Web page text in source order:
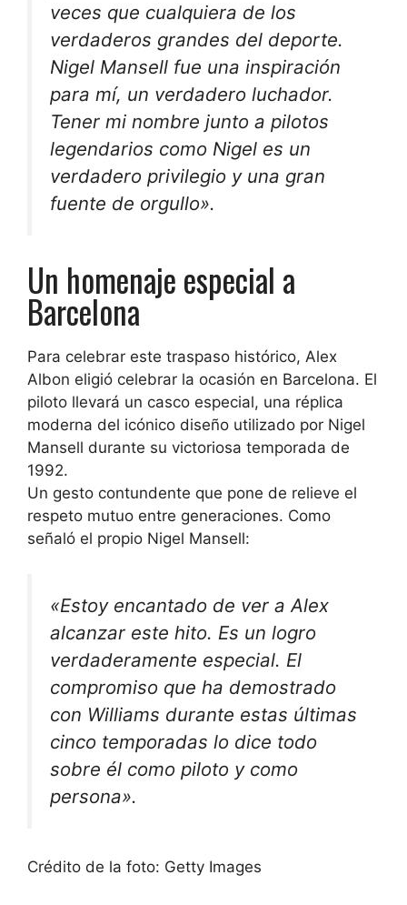
veces que cualquiera de los
verdaderos grandes del deporte.
Nigel Mansell fue una inspiración
para mí, un verdadero luchador.
Tener mi nombre junto a pilotos
legendarios como Nigel es un
verdadero privilegio y una gran
fuente de orgullo».
Un homenaje especial a
Barcelona
Para celebrar este traspaso histórico, Alex
Albon eligió celebrar la ocasión en Barcelona. El
piloto llevará un casco especial, una réplica
moderna del icónico diseño utilizado por Nigel
Mansell durante su victoriosa temporada de
1992.
Un gesto contundente que pone de relieve el
respeto mutuo entre generaciones. Como
señaló el propio Nigel Mansell:
«Estoy encantado de ver a Alex
alcanzar este hito. Es un logro
verdaderamente especial. El
compromiso que ha demostrado
con Williams durante estas últimas
cinco temporadas lo dice todo
sobre él como piloto y como
persona».
Crédito de la foto: Getty Images